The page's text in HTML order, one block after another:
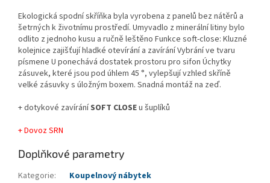
Ekologická spodní skříňka byla vyrobena z panelů bez nátěrů a
šetrných k životnímu prostředí. Umyvadlo z minerální litiny bylo
odlito z jednoho kusu a ručně leštěno Funkce soft-close: Kluzné
kolejnice zajišťují hladké otevírání a zavírání Vybrání ve tvaru
písmene U ponechává dostatek prostoru pro sifon Úchytky
zásuvek, které jsou pod úhlem 45 °, vylepšují vzhled skříně
velké zásuvky s úložným boxem. Snadná montáž na zeď.
+ dotykové zavíráníSOFT CLOSEu šuplíků
+ Dovoz SRN
Doplňkové parametry
Kategorie:
Koupelnový nábytek